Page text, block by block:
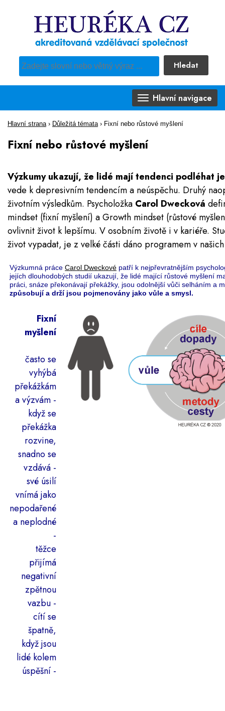
Hledat
Pro vyhledávání obsahu webu použijte předdefinovaný výběr
Hlavní navigace
Hlavní strana › Důležitá témata › Fixní nebo růstové myšlení
Fixní nebo růstové myšlení
Výzkumy ukazují, že lidé mají tendenci podléhat
vede k depresivním tendencím a neúspěchu. Druhý
životním výsledkům. Psycholožka Carol Dwecková
mindset (fixní myšlení) a Growth mindset (růstové
ovlivnit život k lepšímu. V osobním životě i v kariéře.
život vypadat, je z velké části dáno programem v
Výzkumná práce Carol Dweckové patří k nejpřevratnějším
jejích dlouhodobých studií ukazují, že lidé mající růstové myšlení
práci, snáze překonávají překážky, jsou odolnější vůči selháním a
způsobují a drží jsou pojmenovány jako vůle a smysl.
Fixní
myšlení
často se
vyhýbá
překážkám
a výzvám -
když se
překážka
rozvine,
snadno se
vzdává -
své úsilí
vnímá jako
nepodařené
a neplodné
-
těžce
přijímá
negativní
zpětnou
vazbu -
cítí se
špatně,
když jsou
lidé kolem
úspěšní -